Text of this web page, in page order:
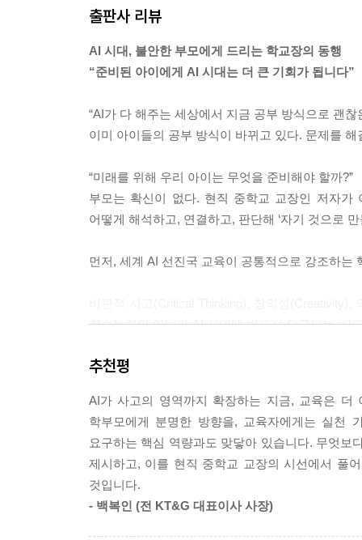
들어 내기 때문입니다. 특히 AI 기술이 발전할수록
하는 능력, 통찰력은 그 정보의 의미를 해석하는
속적으로 성장할 수 있는 환경
을 만들어야 합니다. 그 출발점은 결국 교육과 가
--- 「2장 대한민국의 AI 꿈- 추격을 넘어 설계로」
이 내용을 읽으며 부모님들은 자연스럽게 이런 질
하지만 AI 시대에는 질문을 조금 바꿔야 합니다.
--- 「3장 준비된 아이들의 미래 직업」 중에서
AI는 갑자기 나타난 낯선 기술이 아닙니다. 오히
에서 시작해, 원리를 시각화하고, 기존 기술을 연
어붙이는 창의성은 AI를 도구로 삼아 자신의 능력
--- 「4장 어떻게 준비해야 할까」 중에서
출판사 리뷰
AI 시대, 불안한 부모에게 드리는 학교장의 동행
“준비된 아이에게 AI 시대는 더 큰 기회가 됩니다”
“AI가 다 해주는 세상에서 지금 공부 방식으로 괜찮
이미 아이들의 공부 방식이 바뀌고 있다. 문제를
“미래를 위해 우리 아이는 무엇을 준비해야 할까?”
부모는 확신이 없다. 현직 중학교 교장인 저자
어떻게 해석하고, 연결하고, 판단해 ‘자기 것으로
먼저, 세계 AI 선진국 교육이 공통적으로 강조하는
학습능력이 아니라 AI 시대에 반드시 요구되는 ‘사
다음으로 실제로 아이의 경쟁력을 만들어 내는 ‘3
통찰력 : 현상 너머의 본질을 꿰뚫는 직관의 힘
문해력 : 정보의 숲에서 진실을 가려내는 검증의 힘
편집력 : 최고의 가치를 선택하여 재구성하는 힘
이는 AI가 대신할 수 없는 인간만의 핵심 능력으로
이런 역량을 갖춘 아이는 더 큰 기회를 얻게 된다.
추천평
AI가 사고의 영역까지 확장하는 지금, 교육은
학부모에게 분명한 방향을, 교육자에게는 실천
요구하는 핵심 역량과도 맞닿아 있습니다. 무엇보
제시하고, 이를 현직 중학교 교장의 시선에서 풀
것입니다.
- 백복인 (전 KT&G 대표이사 사장)